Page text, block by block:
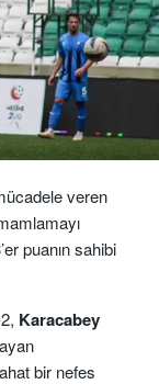
veren
puanın sahibi
Karacabey
bir nefes